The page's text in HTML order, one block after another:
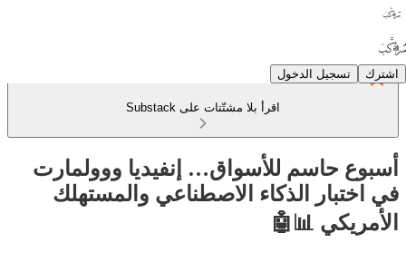
اشترك تسجيل الدخول
اقرأ بلا مشتّتات على Substack
أسبوع حاسم للأسواق… إنفيديا ووولمارت
في اختبار الذكاء الاصطناعي والمستهلك
الأمريكي 📊🤖